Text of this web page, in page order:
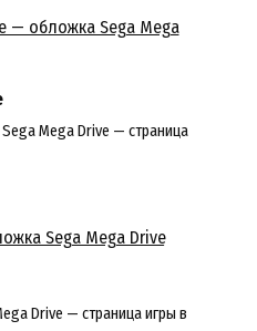
Mega Drive — страница
Drive — страница игры в